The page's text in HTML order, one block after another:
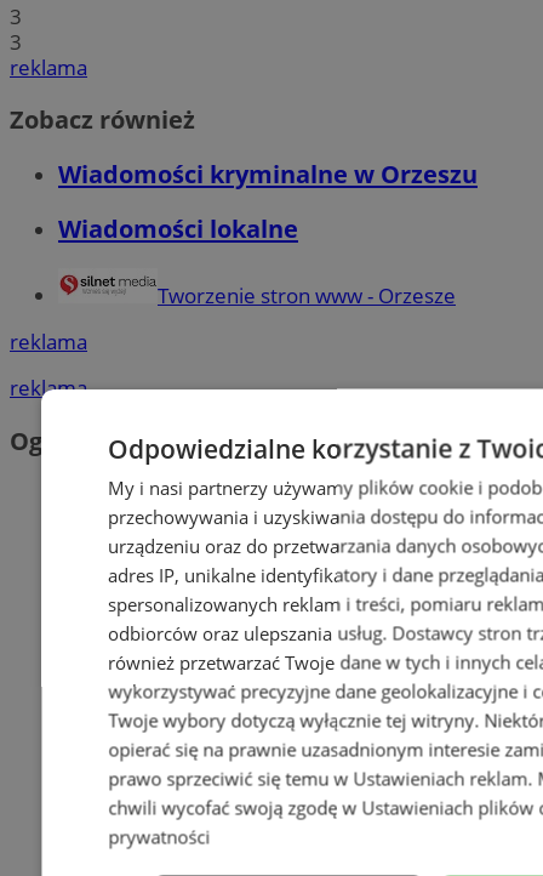
3
3
reklama
Zobacz również
Wiadomości kryminalne w Orzeszu
Wiadomości lokalne
Tworzenie stron www - Orzesze
reklama
reklama
OgłoszeniaOdpowiedzialne korzystanie z
My i nasi partnerzy używamy plików cookie i
przechowywania i uzyskiwania dostępu do
urządzeniu oraz do przetwarzania danych
adres IP, unikalne identyfikatory i dane
spersonalizowanych reklam i treści, pomiaru
odbiorców oraz ulepszania usług. Dostawcy stron
również przetwarzać Twoje dane w tych i innych
wykorzystywać precyzyjne dane geolokalizacyjne i
Twoje wybory dotyczą wyłącznie tej witryny.
opierać się na prawnie uzasadnionym interesie
prawo sprzeciwić się temu w Ustawieniach reklam.
chwili wycofać swoją zgodę w Ustawieniach plików
prywatności